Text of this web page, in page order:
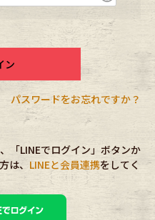
リーから探す
Outer
Fafatt
ゴリーから探す
ン
パスワードをお忘れですか？
「LINEでログイン」ボタンか
は、 LINEと会員連携をしてく